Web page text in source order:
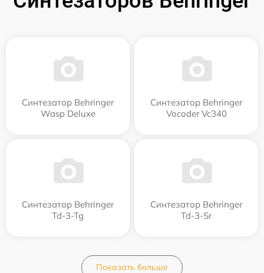
Синтезатор Behringer
Wasp Deluxe
Синтезатор Behringer
Vocoder Vc340
Синтезатор Behringer
Td-3-Tg
Синтезатор Behringer
Td-3-Sr
Показать больше